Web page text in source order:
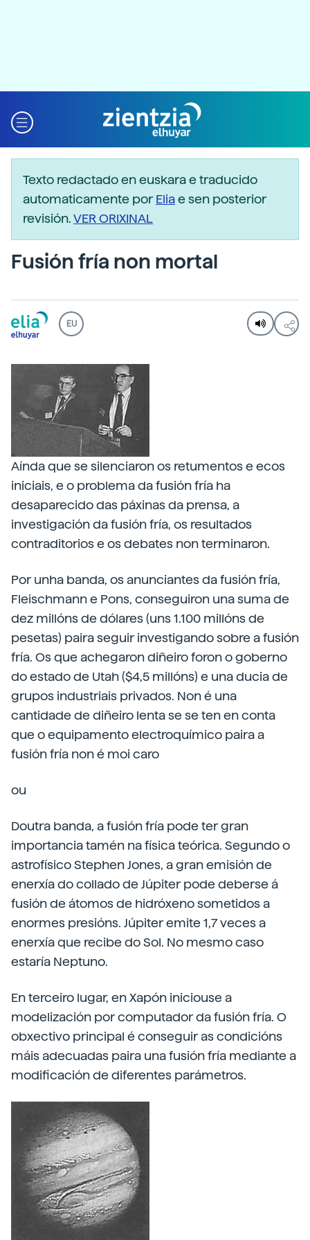
Texto redactado en euskara e traducido
automaticamente porEliae sen posterior
revisión.VER ORIXINAL
Fusión fría non mortal
EU
Aínda que se silenciaron os retumentos e ecos
iniciais, e o problema da fusión fría ha
desaparecido das páxinas da prensa, a
investigación da fusión fría, os resultados
contraditorios e os debates non terminaron.
Por unha banda, os anunciantes da fusión fría,
Fleischmann e Pons, conseguiron una suma de
dez millóns de dólares (uns 1.100 millóns de
pesetas) paira seguir investigando sobre a fusión
fría. Os que achegaron diñeiro foron o goberno
do estado de Utah ($4,5 millóns) e una ducia de
grupos industriais privados. Non é una
cantidade de diñeiro lenta se se ten en conta
que o equipamento electroquímico paira a
fusión fría non é moi caro
ou
Doutra banda, a fusión fría pode ter gran
importancia tamén na física teórica. Segundo o
astrofísico Stephen Jones, a gran emisión de
enerxía do collado de Júpiter pode deberse á
fusión de átomos de hidróxeno sometidos a
enormes presións. Júpiter emite 1,7 veces a
enerxía que recibe do Sol. No mesmo caso
estaría Neptuno.
En terceiro lugar, en Xapón iniciouse a
modelización por computador da fusión fría. O
obxectivo principal é conseguir as condicións
máis adecuadas paira una fusión fría mediante a
modificación de diferentes parámetros.